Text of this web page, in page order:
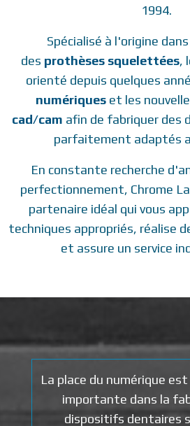
1994.
Spécialisé à l'origine
des prothèses squelettées,
orienté depuis quelques
numériques et les
cad/cam afin de fabriquer des
parfaitement adaptés
En constante recherche
perfectionnement, Chrome
partenaire idéal qui vous
techniques appropriés, réalise
et assure un service
La place du numérique
importante dans la
dispositifs dentaires